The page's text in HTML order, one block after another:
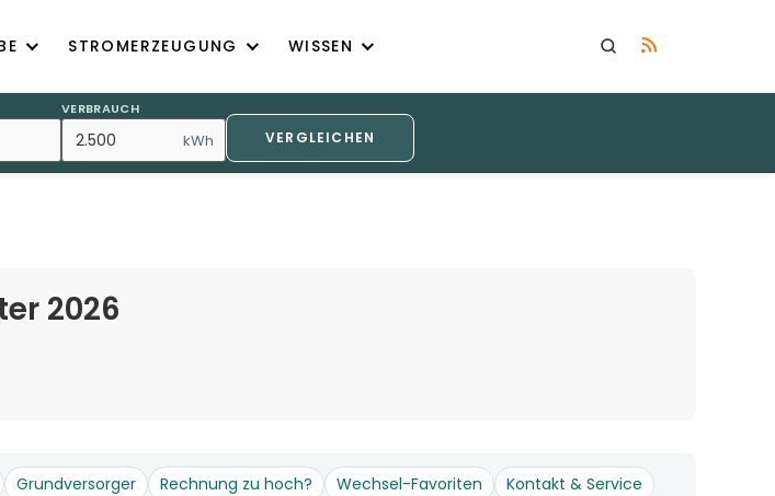
STROMERZEUGUNG WISSEN
VERBRAUCH
kWh VERGLEICHEN
2026
Grundversorger Rechnung zu hoch? Wechsel-Favoriten
Kontakt & Service